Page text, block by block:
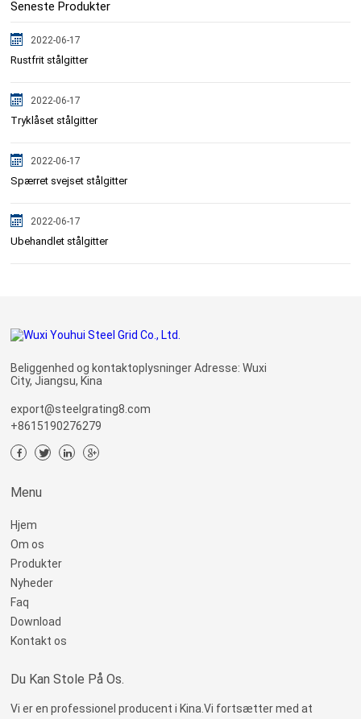
Seneste Produkter
2022-06-17
Rustfrit stålgitter
2022-06-17
Tryklåset stålgitter
2022-06-17
Spærret svejset stålgitter
2022-06-17
Ubehandlet stålgitter
Beliggenhed og kontaktoplysninger Adresse: Wuxi
City, Jiangsu, Kina
export@steelgrating8.com
+8615190276279
Menu
Hjem
Om os
Produkter
Nyheder
Faq
Download
Kontakt os
Du Kan Stole På Os.
Vi er en professionel producent i Kina.Vi fortsætter med at